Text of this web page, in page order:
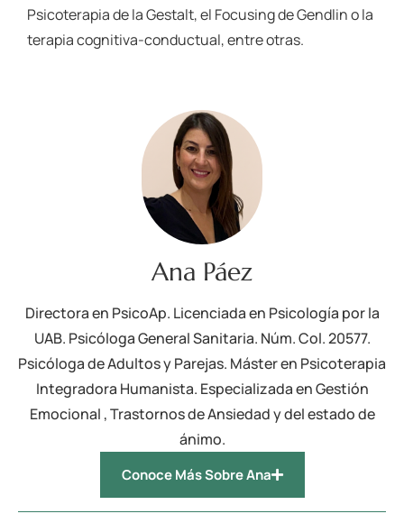
Psicoterapia de la Gestalt, el Focusing de Gendlin o la
terapia cognitiva-conductual, entre otras.
Ana Páez
Directora en PsicoAp. Licenciada en Psicología por la
UAB. Psicóloga General Sanitaria. Núm. Col. 20577.
Psicóloga de Adultos y Parejas. Máster en Psicoterapia
Integradora Humanista. Especializada en Gestión
Emocional , Trastornos de Ansiedad y del estado de
ánimo.
Conoce Más Sobre Ana